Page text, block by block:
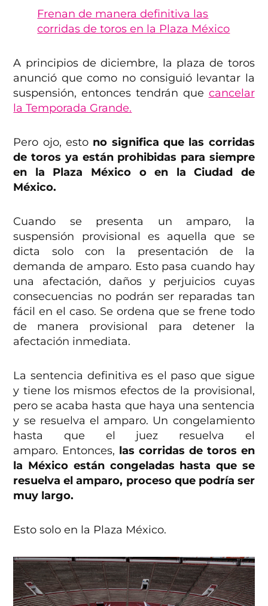
Frenan de manera definitiva las
corridas de toros en la Plaza México
A principios de diciembre, la plaza de toros
anunció que como no consiguió levantar la
suspensión, entonces tendrán que cancelar
la Temporada Grande.
Pero ojo, esto no significa que las corridas
de toros ya están prohibidas para siempre
en la Plaza México o en la Ciudad de
México.
Cuando se presenta un amparo, la
suspensión provisional es aquella que se
dicta solo con la presentación de la
demanda de amparo. Esto pasa cuando hay
una afectación, daños y perjuicios cuyas
consecuencias no podrán ser reparadas tan
fácil en el caso. Se ordena que se frene todo
de manera provisional para detener la
afectación inmediata.
La sentencia definitiva es el paso que sigue
y tiene los mismos efectos de la provisional,
pero se acaba hasta que haya una sentencia
y se resuelva el amparo. Un congelamiento
hasta que el juez resuelva el
amparo. Entonces, las corridas de toros en
la México están congeladas hasta que se
resuelva el amparo, proceso que podría ser
muy largo.
Esto solo en la Plaza México.